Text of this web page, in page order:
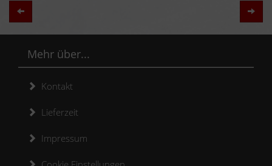
Zurück
Mehr über...
Kontakt
Lieferzeit
Impressum